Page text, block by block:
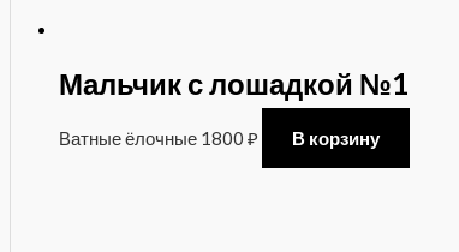
Мальчик с лошадкой №1
Ватные ёлочные 1800 ₽ В корзину